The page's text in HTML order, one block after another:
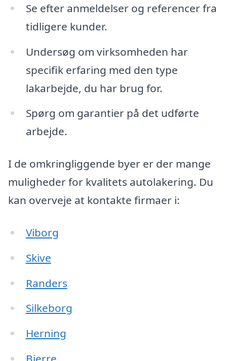
Se efter anmeldelser og referencer fra
tidligere kunder.
Undersøg om virksomheden har
specifik erfaring med den type
lakarbejde, du har brug for.
Spørg om garantier på det udførte
arbejde.
I de omkringliggende byer er der mange
muligheder for kvalitets autolakering. Du
kan overveje at kontakte firmaer i:
Viborg
Skive
Randers
Silkeborg
Herning